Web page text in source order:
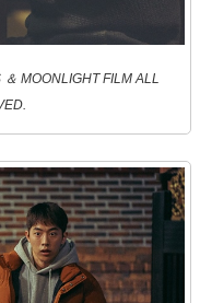
＆ MOONLIGHT FILM ALL